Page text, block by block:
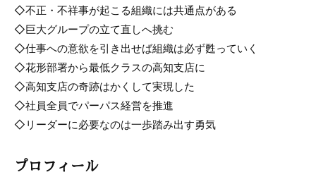
◇不正・不祥事が起こる組織には共通点がある
◇巨大グループの立て直しへ挑む
◇仕事への意欲を引き出せば組織は必ず甦っていく
◇花形部署から最低クラスの高知支店に
◇高知支店の奇跡はかくして実現した
◇社員全員でパーパス経営を推進
◇リーダーに必要なのは一歩踏み出す勇気
プロフィール